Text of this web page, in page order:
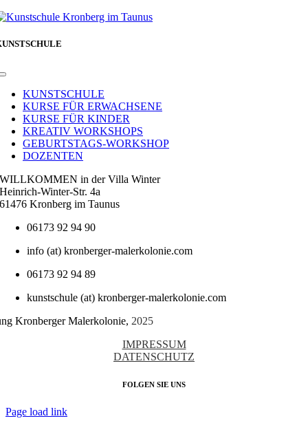
Toggle
NavigationKUNSTSCHULE
KURSE FÜR ERWACHSENE
KURSE FÜR KINDER
KREATIV WORKSHOPS
GEBURTSTAGS-WORKSHOP
DOZENTEN
WILLKOMMEN in der Villa Winter
Heinrich-Winter-Str. 4a
61476 Kronberg im Taunus
06173 92 94 90
info (at) kronberger-malerkolonie.com
06173 92 94 89
kunstschule (at) kronberger-malerkolonie.com
Kronberger Malerkolonie, 2025
IMPRESSUM
DATENSCHUTZ
FOLGEN SIE UNS
Page load link